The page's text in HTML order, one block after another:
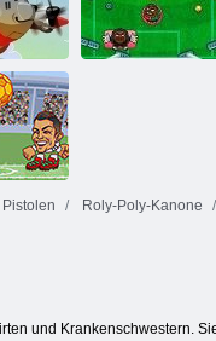
Spiel
Pilot
Pistolen Roly-Poly-Kanone
und Krankenschwestern.